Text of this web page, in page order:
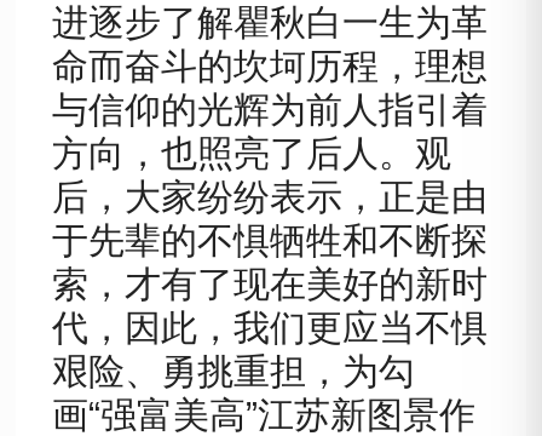
进逐步了解瞿秋白一生为革
命而奋斗的坎坷历程，理想
与信仰的光辉为前人指引着
方向，也照亮了后人。观
后，大家纷纷表示，正是由
于先辈的不惧牺牲和不断探
索，才有了现在美好的新时
代，因此，我们更应当不惧
艰险、勇挑重担，为勾
画“强富美高”江苏新图景作